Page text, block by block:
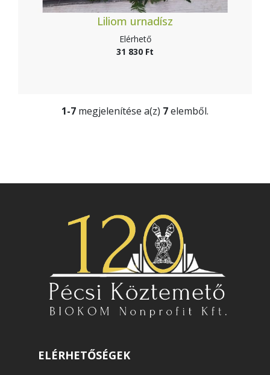
Liliom urnadísz
Elérhető
31 830 Ft
1-7 megjelenítése a(z) 7elemből.
ELÉRHETŐSÉGEK